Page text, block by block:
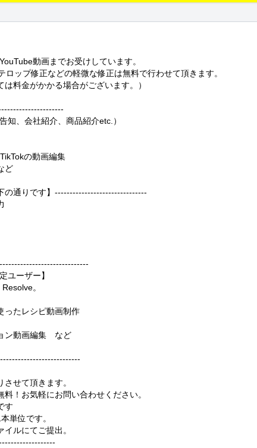
動画までお受けしています。
ロップ修正などの軽微な修正は無料で行わせて頂きます。
は料金がかかる場合がございます。）
知、会社紹介、商品紹介etc.）
の動画編集
ど
の通りです】-------------------------------
ユーザー】
。
ったレシピ動画制作
ン動画編集　など
せて頂きます。
料！お気軽にお問い合わせください。
す
単位です。
ルにてご提出。